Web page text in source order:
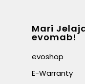
Mari
evomab!
evoshop
E-Warranty